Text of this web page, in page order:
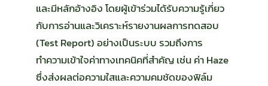
และมีหลักอ้างอิง โดยผู้เข้าร่วมได้รับความรู้เกี่ยว
กับการอ่านและวิเคราะห์รายงานผลการทดสอบ
(Test Report) อย่างเป็นระบบ รวมถึงการ
ทำความเข้าใจค่าทางเทคนิคที่สำคัญ เช่น ค่า Haze
ซึ่งส่งผลต่อความใสและความคมชัดของฟิล์ม